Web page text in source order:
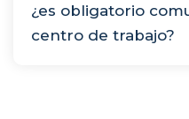
¿es obligatorio
centro de trabajo?